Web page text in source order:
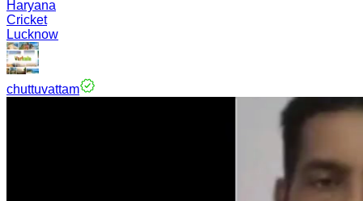
Haryana
Cricket
Lucknow
chuttuvattam